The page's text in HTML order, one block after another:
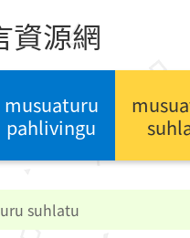
資源網
musuaturu
pahlivingu
suhlatu